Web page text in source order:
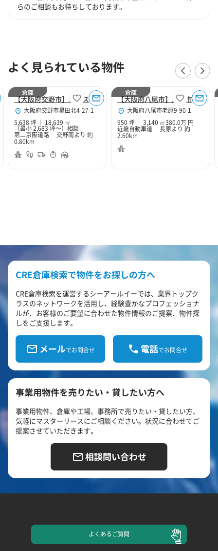
らのご相談もお待ちしております。
よく見られている物件
【大阪府交野市】ロジスクエア大阪交野
大阪府交野市星田北4-27-1
5,638 坪
18,639 ㎡
（最小 2,683 坪～） 相談
第二京阪道路 交野南より 約
0.80km
倉庫
【大阪府八尾市】八尾市老原9丁目950坪倉庫
大阪府八尾市老原9-90-1
950 坪
3,140 ㎡380.0万 円
近畿自動車道 長原より 約
2.60km
倉庫
CRE倉庫検索で物件をお探しの方へ
CRE倉庫検索を運営するシーアールイーでは、業界トップク
ラスのネットワークを活用し、経験豊かなプロフェッショナ
ルが、お客様のご要望に合わせた物件情報のご提案、物件探
しをご支援します。
メールでお問合せ 電話でお問合せ
事業用物件を売りたい・貸したい方へ
事業用物件、倉庫や工場、事務所で売りたい・貸したい方、
気軽にマスターリースにご相談ください。状況に合わせてご
提案させていただきます。
相談問い合わせ
よくあるご質問